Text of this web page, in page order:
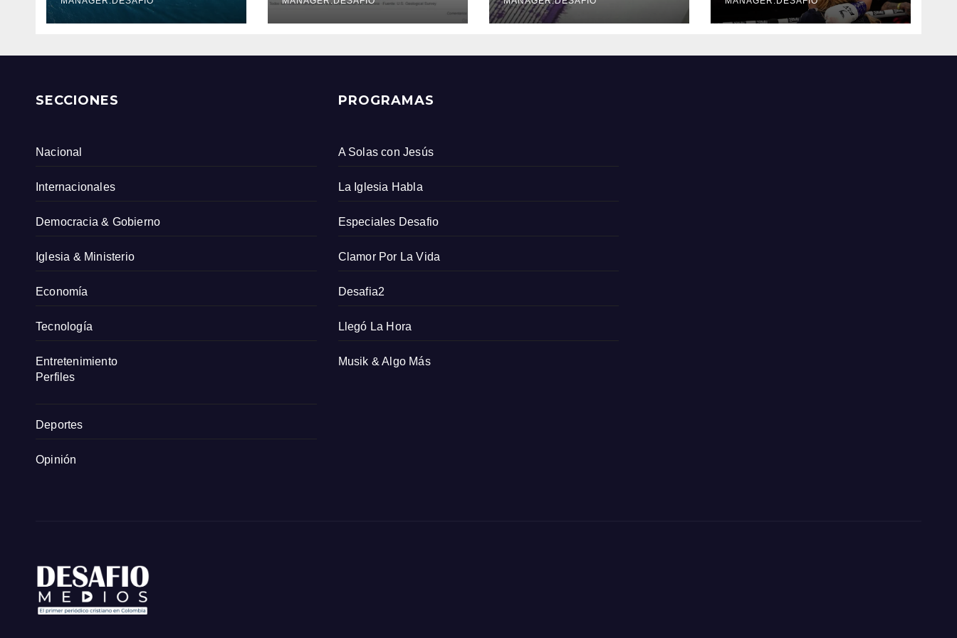
Servicio Geológico
Colombiano
SECCIONES
Nacional
Internacionales
Democracia & Gobierno
Iglesia & Ministerio
Economía
Tecnología
Entretenimiento
Perfiles
Deportes
Opinión
PROGRAMAS
A Solas con Jesús
La Iglesia Habla
Especiales Desafio
Clamor Por La Vida
Desafia2
Llegó La Hora
Musik & Algo Más